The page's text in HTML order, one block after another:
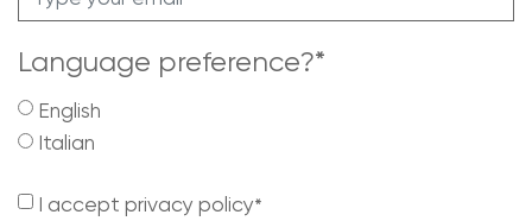
Language preference?*
English
Italian
I accept privacy policy*